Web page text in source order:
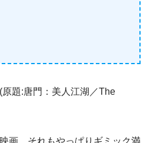
題:唐門：美人江湖／The
画、それもやっぱりギミック満